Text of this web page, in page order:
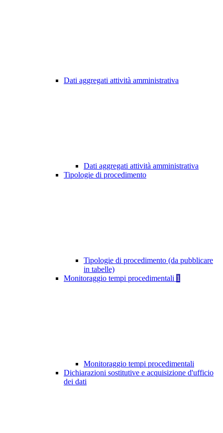
Dati aggregati attività amministrativa
Dati aggregati attività amministrativa
Tipologie di procedimento
Tipologie di procedimento (da pubblicare
in tabelle)
Monitoraggio tempi procedimentali 1
Monitoraggio tempi procedimentali
Dichiarazioni sostitutive e acquisizione d'ufficio
dei dati